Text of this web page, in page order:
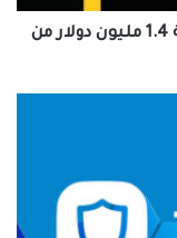
يؤدي اختراق مجمع Rubic DEX إلى سرقة 1.4 مليون دولار من